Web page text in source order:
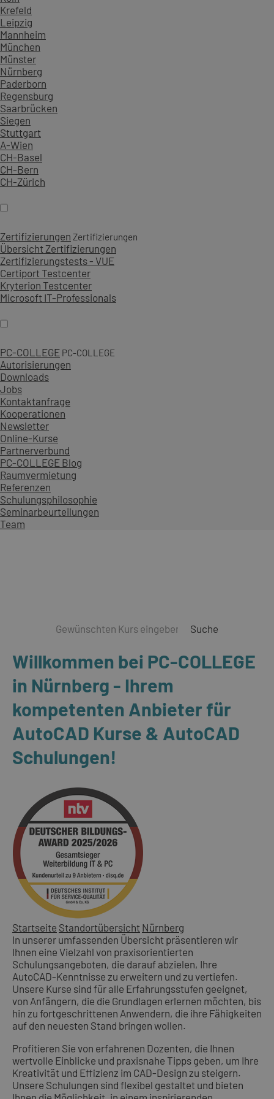
Krefeld
Leipzig
Mannheim
München
Münster
Nürnberg
Paderborn
Regensburg
Saarbrücken
Siegen
Stuttgart
A-Wien
CH-Basel
CH-Bern
CH-Zürich
Zertifizierungen Zertifizierungen
Übersicht Zertifizierungen
Zertifizierungstests - VUE
Certiport Testcenter
Kryterion Testcenter
Microsoft IT-Professionals
PC-COLLEGE PC-COLLEGE
Autorisierungen
Downloads
Jobs
Kontaktanfrage
Kooperationen
Newsletter
Online-Kurse
Partnerverbund
PC-COLLEGE Blog
Raumvermietung
Referenzen
Schulungsphilosophie
Seminarbeurteilungen
Team
Suche
Willkommen bei PC-COLLEGE
in Nürnberg - Ihrem
kompetenten Anbieter für
AutoCAD Kurse & AutoCAD
Schulungen!
Startseite Standortübersicht Nürnberg
In unserer umfassenden Übersicht präsentieren wir
Ihnen eine Vielzahl von praxisorientierten
Schulungsangeboten, die darauf abzielen, Ihre
AutoCAD-Kenntnisse zu erweitern und zu vertiefen.
Unsere Kurse sind für alle Erfahrungsstufen geeignet,
von Anfängern, die die Grundlagen erlernen möchten, bis
hin zu fortgeschrittenen Anwendern, die ihre Fähigkeiten
auf den neuesten Stand bringen wollen.
Profitieren Sie von erfahrenen Dozenten, die Ihnen
wertvolle Einblicke und praxisnahe Tipps geben, um Ihre
Kreativität und Effizienz im CAD-Design zu steigern.
Unsere Schulungen sind flexibel gestaltet und bieten